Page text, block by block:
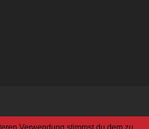
Verwendung stimmst du dem zu.